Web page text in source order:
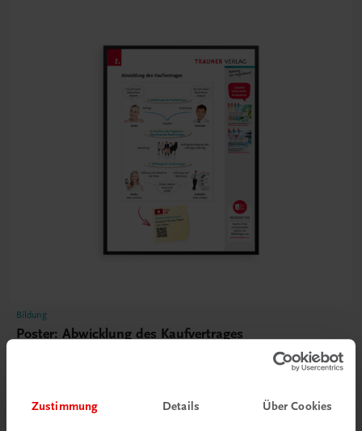
Zustimmung Details Über Cookies
Bildung
Poster: Abwicklung des Kaufvertrages